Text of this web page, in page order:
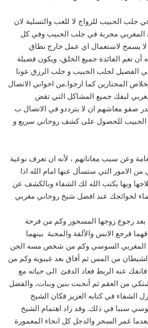
في جلب الحبيب للزواج لا للعب والتسلية لان
المغربي مجربة في جلب الحبيب وفي كل
لا يسمح لاستعمال اي عمل خارج نطاق
أن تعم الفائدة جميع الخلق، ويكون فضيلة
الفضيل لجلب الحبيب و جلب الرزق عونا
المحتارين كما ارجوا.من اخواني الاتصال
ليفك جميع المشاكل التي تقض
صفو معاشهم ان لا يترددو في الاتصال ب
الحبيب للحصول على كشف روحاني سريع و
وعن سبب معاناتهم ، لأنه ان تعرف نوعية
الامور التي ستسأل عنها امام الله اذا
وبها يكتب الله لك الشفاء وبالكشف عن
لحوائجك عند افضل شيخ روحاني مغربي
رجوع زوجها المسحور وكم من فرحة
فرجع الانس والألفة والمحبة بينهما
المغربي السوسي وكم من شخص مسه الجن
من المس ثم أفاق بعد غيبوبة وكم من
عنه الربط فعاد الدفئ الى حياته مع
من العقم ثم أنجبت بنين وبنات، والفضل
الشفاء في كتابه العزيز فكان الشيخ
سببا في ذلك. وقد زاد اهتمام الشيخ
غمر السحر والدجل كل انحاء المعمورة